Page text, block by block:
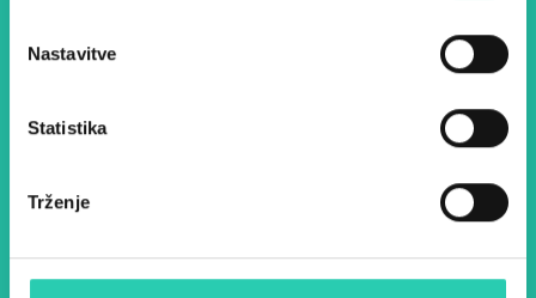
Nastavitve
Statistika
Trženje
namen pošiljanja novic.Pravilnik o zasebnosti